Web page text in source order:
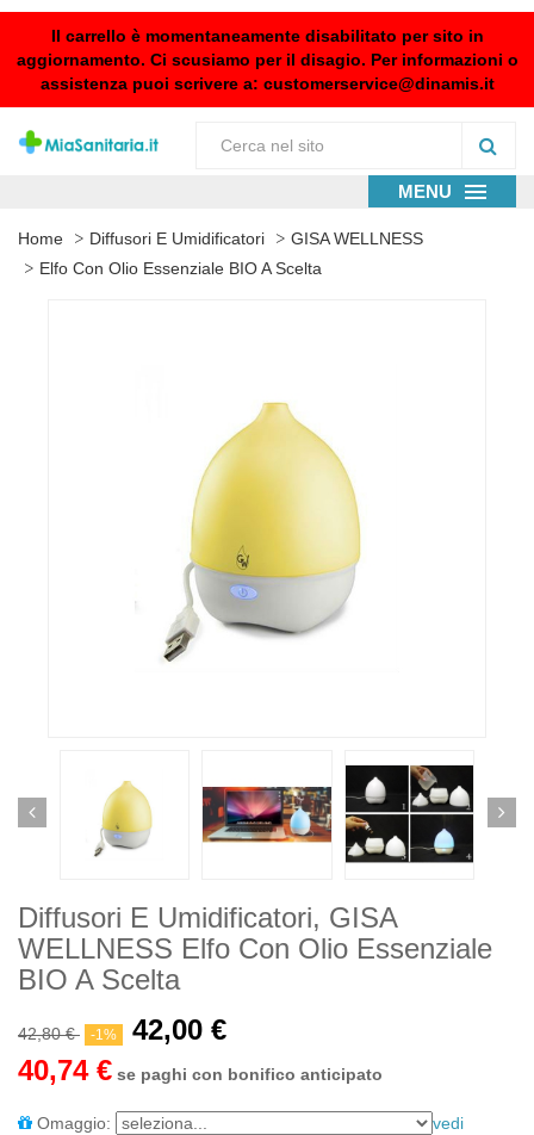
Il carrello è momentaneamente disabilitato per sito in
aggiornamento. Ci scusiamo per il disagio. Per informazioni o
assistenza puoi scrivere a: customerservice@dinamis.it
MENU
Home Diffusori E Umidificatori
GISA WELLNESS
Elfo Con Olio Essenziale BIO A Scelta
Diffusori E Umidificatori, GISA
WELLNESS Elfo Con Olio Essenziale
BIO A Scelta
42,80 € -1%
42,00 €
40,74 € se paghi con bonifico anticipato
Omaggio:
vedi